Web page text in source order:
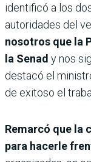
identificó a los
autoridades del
nosotros que la
la Senad y nos
destacó el
de exitoso el
Remarcó que la
para hacerle